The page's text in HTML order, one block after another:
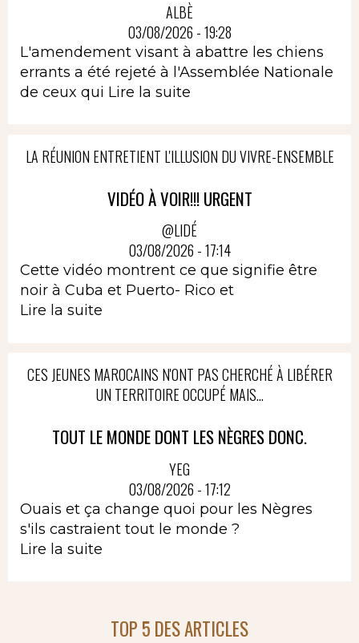
ALBÈ
03/08/2026 - 19:28
L'amendement visant à abattre les chiens
errants a été rejeté à l'Assemblée Nationale
de ceux qui Lire la suite
LA RÉUNION ENTRETIENT L'ILLUSION DU VIVRE-ENSEMBLE
VIDÉO À VOIR!!! URGENT
@LIDÉ
03/08/2026 - 17:14
Cette vidéo montrent ce que signifie être
noir à Cuba et Puerto- Rico et
Lire la suite
CES JEUNES MAROCAINS N'ONT PAS CHERCHÉ À LIBÉRER
UN TERRITOIRE OCCUPÉ MAIS...
TOUT LE MONDE DONT LES NÈGRES DONC.
YEG
03/08/2026 - 17:12
Ouais et ça change quoi pour les Nègres
s'ils castraient tout le monde ?
Lire la suite
TOP 5 DES ARTICLES